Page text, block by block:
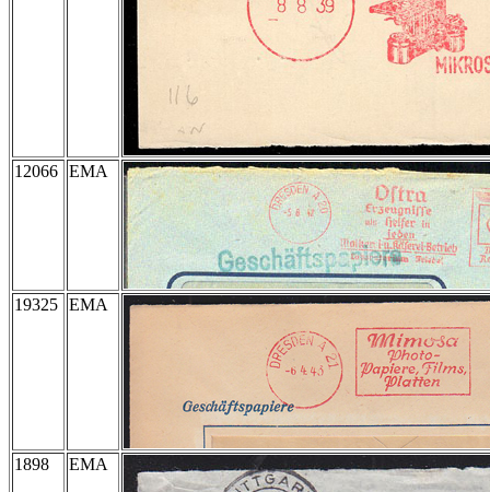
12066 EMA
19325 EMA
1898 EMA